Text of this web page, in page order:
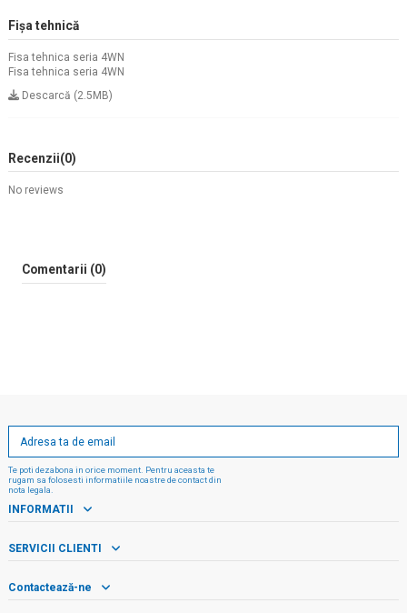
Fișa tehnică
Fisa tehnica seria 4WN
Fisa tehnica seria 4WN
Descarcă (2.5MB)
Recenzii(0)
No reviews
Comentarii (0)
Te poti dezabona in orice moment. Pentru aceasta te
rugam sa folosesti informatiile noastre de contact din
nota legala.
INFORMATII
SERVICII CLIENTI
Contactează-ne